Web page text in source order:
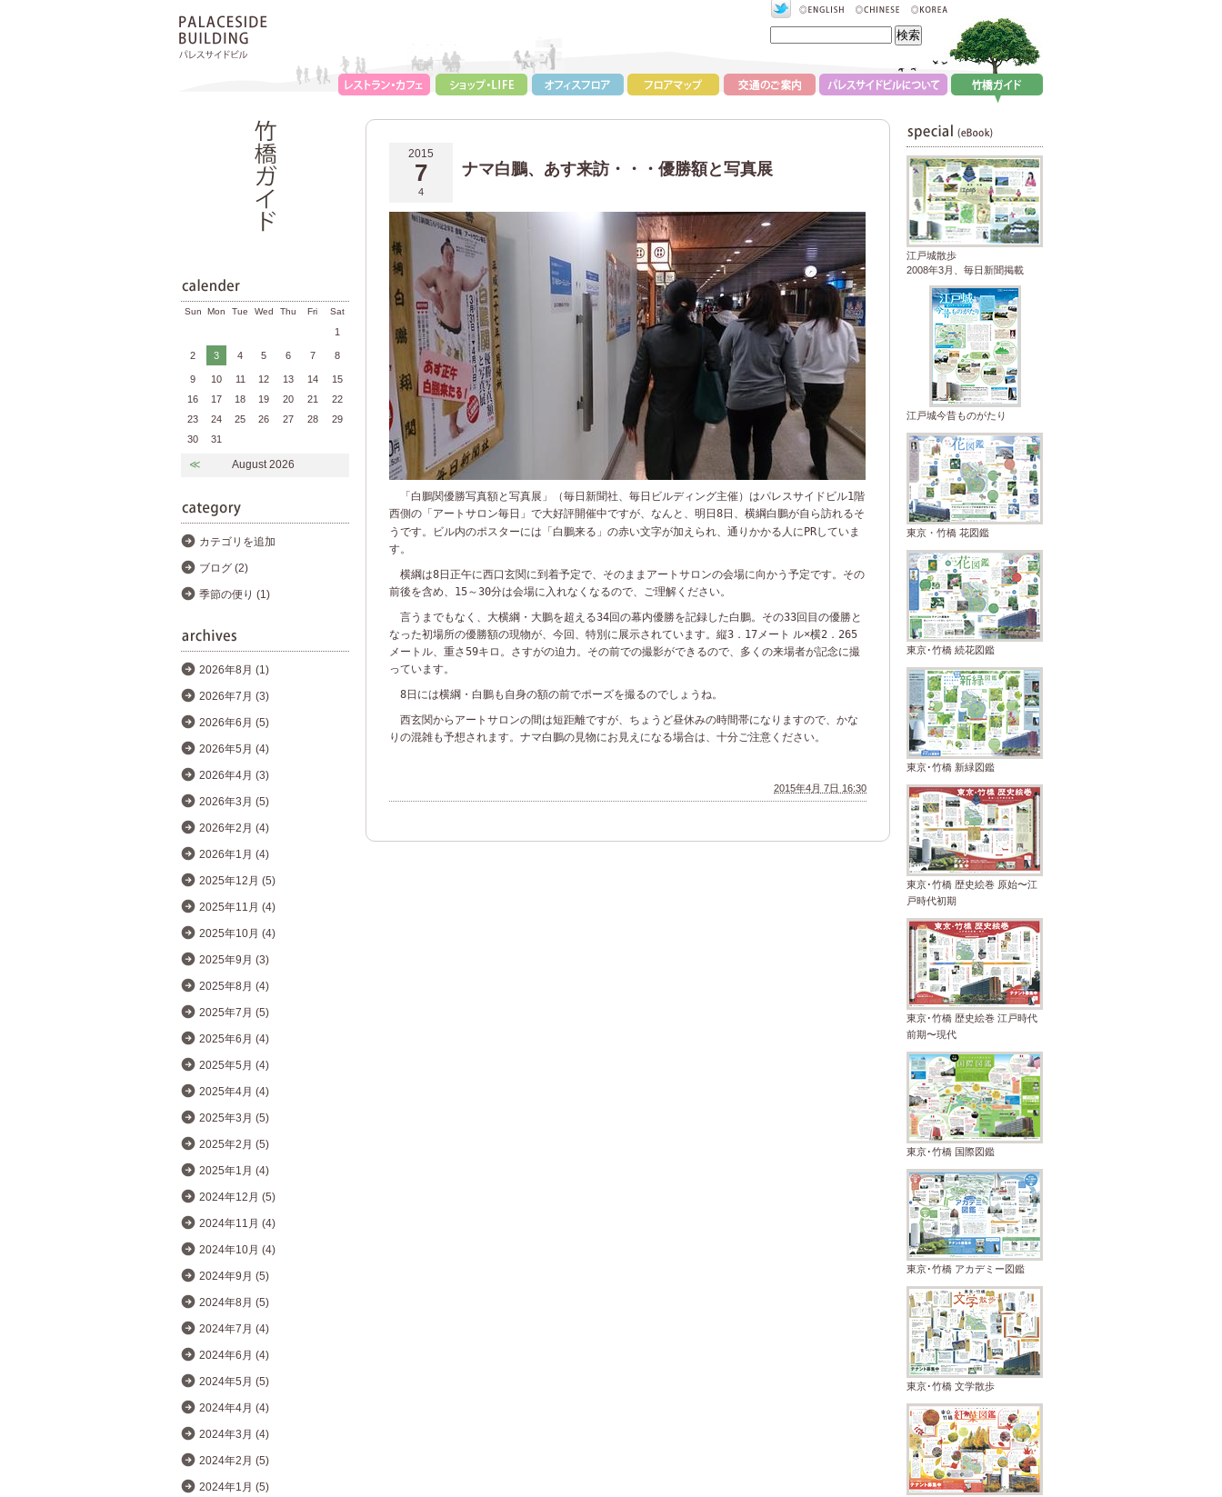
2015
7
4
ナマ白鵬、あす来訪・・・優勝額と写真展
「白鵬関優勝写真額と写真展」（毎日新聞社、毎日ビルディング主催）はパレスサイドビル1階
西側の「アートサロン毎日」で大好評開催中ですが、なんと、明日 8日、横綱白鵬が自ら訪れるそ
うです。ビル内のポスターには「白鵬来る」の赤い文字が加えられ、通りかかる人に PRしていま
す。
横綱は8日正午に西口玄関に到着予定で、そのままアートサロンの会場に向かう予定です。その
前後を含め、 15～30分は会場に入れなくなるので、ご理解ください。
言うまでもなく、大横綱・大鵬を超える34回の幕内優勝を記録した白鵬。その33回目の優勝と
なった初場所の優勝額の現物が、今回、特別に展示されています。縦3 ． 17メート ル×横2 ． 265
メートル、重さ59キロ。さすがの迫力。その前での撮影ができるので、多くの来場者が記念に撮
っています。
8日には横綱・白鵬も自身の額の前でポーズを撮るのでしょうね。
西玄関からアートサロンの間は短距離ですが、ちょうど昼休みの時間帯になりますので、かな
りの混雑も予想されます。ナマ白鵬の見物にお見えになる場合は、十分ご注意ください。
2015年4月 7日 16:30
Sun Mon Tue Wed Thu Fri Sat
1
2 3 4 5 6 7 8
9 10 11 12 13 14
15
16
17 18 19 20 21
22
23
24 25 26 27 28
29
30
31
≪ August 2026
カテゴリを追加
ブログ (2)
季節の便り (1)
2026年8月 (1)
2026年7月 (3)
2026年6月 (5)
2026年5月 (4)
2026年4月 (3)
2026年3月 (5)
2026年2月 (4)
2026年1月 (4)
2025年12月 (5)
2025年11月 (4)
2025年10月 (4)
2025年9月 (3)
2025年8月 (4)
2025年7月 (5)
2025年6月 (4)
2025年5月 (4)
2025年4月 (4)
2025年3月 (5)
2025年2月 (5)
2025年1月 (4)
2024年12月 (5)
2024年11月 (4)
2024年10月 (4)
2024年9月 (5)
2024年8月 (5)
2024年7月 (4)
2024年6月 (4)
2024年5月 (5)
2024年4月 (4)
2024年3月 (4)
2024年2月 (5)
2024年1月 (5)
江戸城散歩
2008年3月、毎日新聞掲載
江戸城今昔ものがたり
東京・竹橋 花図鑑
東京･竹橋 続花図鑑
東京･竹橋 新緑図鑑
東京･竹橋 歴史絵巻 原始〜江
戸時代初期
東京･竹橋 歴史絵巻 江戸時代
前期〜現代
東京･竹橋 国際図鑑
東京･竹橋 アカデミー図鑑
東京･竹橋 文学散歩